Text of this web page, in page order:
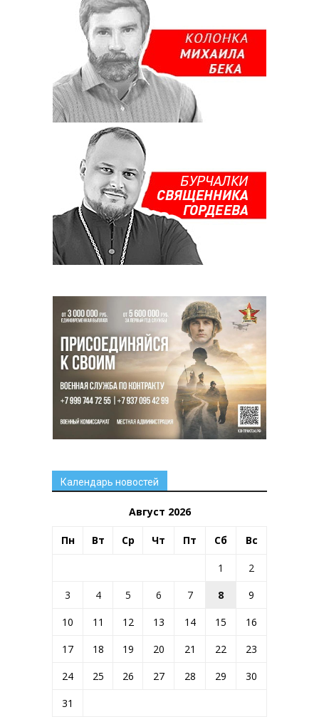
Календарь новостей
Август 2026
Пн Вт Ср Чт Пт Сб Вс
1
2
3
4 5 6 7 8
9
10
11 12 13 14 15
16
17
18 19 20 21 22
23
24
25 26 27 28 29
30
31